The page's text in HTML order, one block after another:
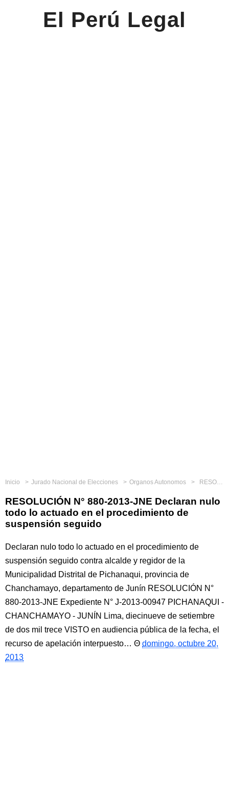
El Perú Legal
Inicio Jurado Nacional de Elecciones Organos Autonomos RESOLUCIÓN N° 880-2013-JNE Declaran nulo todo lo actuado en el procedimiento de suspensión seguido
RESOLUCIÓN N° 880-2013-JNE Declaran nulo
todo lo actuado en el procedimiento de
suspensión seguido
Declaran nulo todo lo actuado en el procedimiento de
suspensión seguido contra alcalde y regidor de la
Municipalidad Distrital de Pichanaqui, provincia de
Chanchamayo, departamento de Junín RESOLUCIÓN N°
880-2013-JNE Expediente N° J-2013-00947 PICHANAQUI -
CHANCHAMAYO - JUNÍN Lima, diecinueve de setiembre
de dos mil trece VISTO en audiencia pública de la fecha, el
recurso de apelación interpuesto…
domingo, octubre 20,
2013